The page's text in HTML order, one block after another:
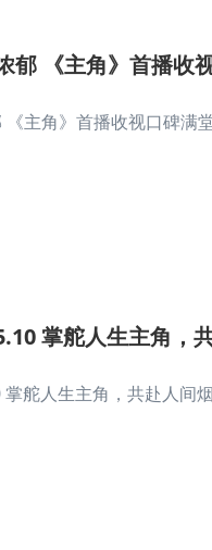
郁 《主角》首播收
主角》首播收视口碑满
掌舵人生主角，
舵人生主角，共赴人间